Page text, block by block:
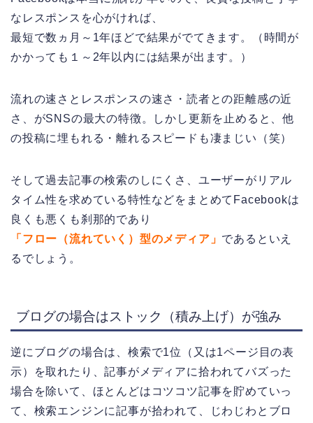
なレスポンスを心がければ、
最短で数ヵ月～1年ほどで結果がでてきます。（時間が
かかっても１～2年以内には結果が出ます。）
流れの速さとレスポンスの速さ・読者との距離感の近
さ、がSNSの最大の特徴。しかし更新を止めると、他
の投稿に埋もれる・離れるスピードも凄まじい（笑）
そして過去記事の検索のしにくさ、ユーザーがリアル
タイム性を求めている特性などをまとめてFacebookは
良くも悪くも刹那的であり
「フロー（流れていく）型のメディア」 であるといえ
るでしょう。
ブログの場合はストック（積み上げ）が強み
逆にブログの場合は、検索で1位（又は1ページ目の表
示）を取れたり、記事がメディアに拾われてバズった
場合を除いて、ほとんどはコツコツ記事を貯めていっ
て、検索エンジンに記事が拾われて、じわじわとブロ